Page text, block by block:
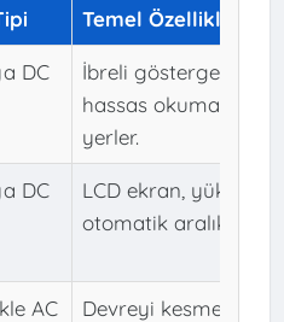
Temel Özellikleri
DC
İbreli gösterge, hızlı
hassas okuma
yerler.
DC
LCD ekran, yüksek
otomatik aralık
AC
Devreyi kesmeden